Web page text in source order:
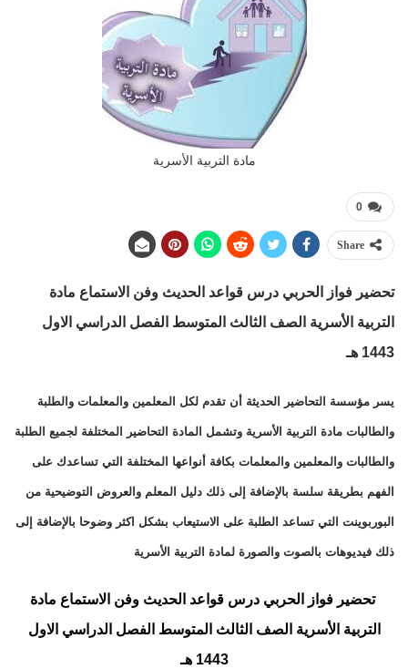
مادة التربية الأسرية
0
Share
تحضير فواز الحربي درس قواعد الحديث وفن الاستماع مادة
التربية الأسرية الصف الثالث المتوسط الفصل الدراسي الاول
1443 هـ
يسر مؤسسة التحاضير الحديثة أن تقدم لكل المعلمين والمعلمات والطلبة
والطالبات مادة التربية الأسرية وتشمل المادة التحاضير المختلفة لجميع الطلبة
والطالبات والمعلمين والمعلمات بكافة أنواعها المختلفة التي تساعدك على
الفهم بطريقة سلسة بالإضافة إلى ذلك دليل المعلم والعروض التوضيحية من
البوربوينت التي تساعد الطلبة على الاستيعاب بشكل اكثر وضوحا بالإضافة إلى
ذلك فيديوهات بالصوت والصورة لمادة التربية الأسرية
تحضير فواز الحربي درس قواعد الحديث وفن الاستماع مادة
التربية الأسرية الصف الثالث المتوسط الفصل الدراسي الاول
1443 هـ